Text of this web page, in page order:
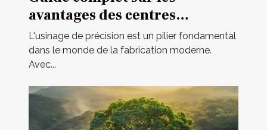
avantages des centres
d'usinage multi-axes
L'usinage de précision est un pilier fondamental
dans le monde de la fabrication moderne.
Avec...